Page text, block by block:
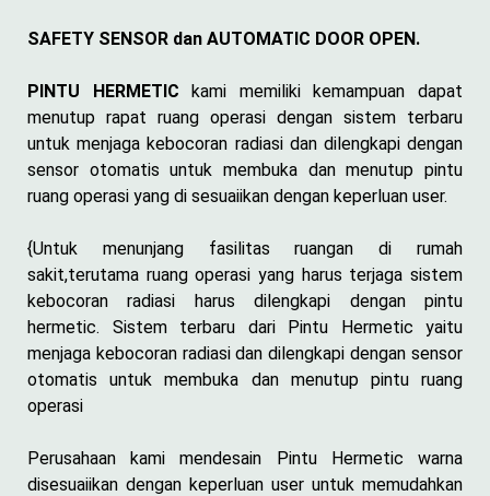
SAFETY SENSOR dan AUTOMATIC DOOR OPEN.
PINTU HERMETIC kami memiliki kemampuan dapat
menutup rapat ruang operasi dengan sistem terbaru
untuk menjaga kebocoran radiasi dan dilengkapi dengan
sensor otomatis untuk membuka dan menutup pintu
ruang operasi yang di sesuaiikan dengan keperluan user.
{Untuk menunjang fasilitas ruangan di rumah
sakit,terutama ruang operasi yang harus terjaga sistem
kebocoran radiasi harus dilengkapi dengan pintu
hermetic. Sistem terbaru dari Pintu Hermetic yaitu
menjaga kebocoran radiasi dan dilengkapi dengan sensor
otomatis untuk membuka dan menutup pintu ruang
operasi
Perusahaan kami mendesain Pintu Hermetic warna
disesuaiikan dengan keperluan user untuk memudahkan